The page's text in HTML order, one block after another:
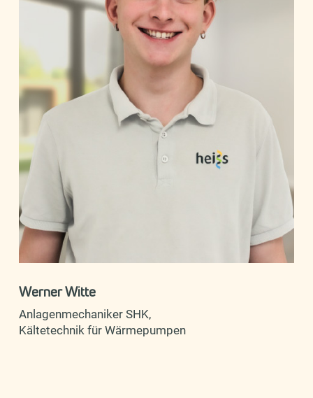
Werner Witte
Anlagenmechaniker SHK,
Kältetechnik für Wärmepumpen